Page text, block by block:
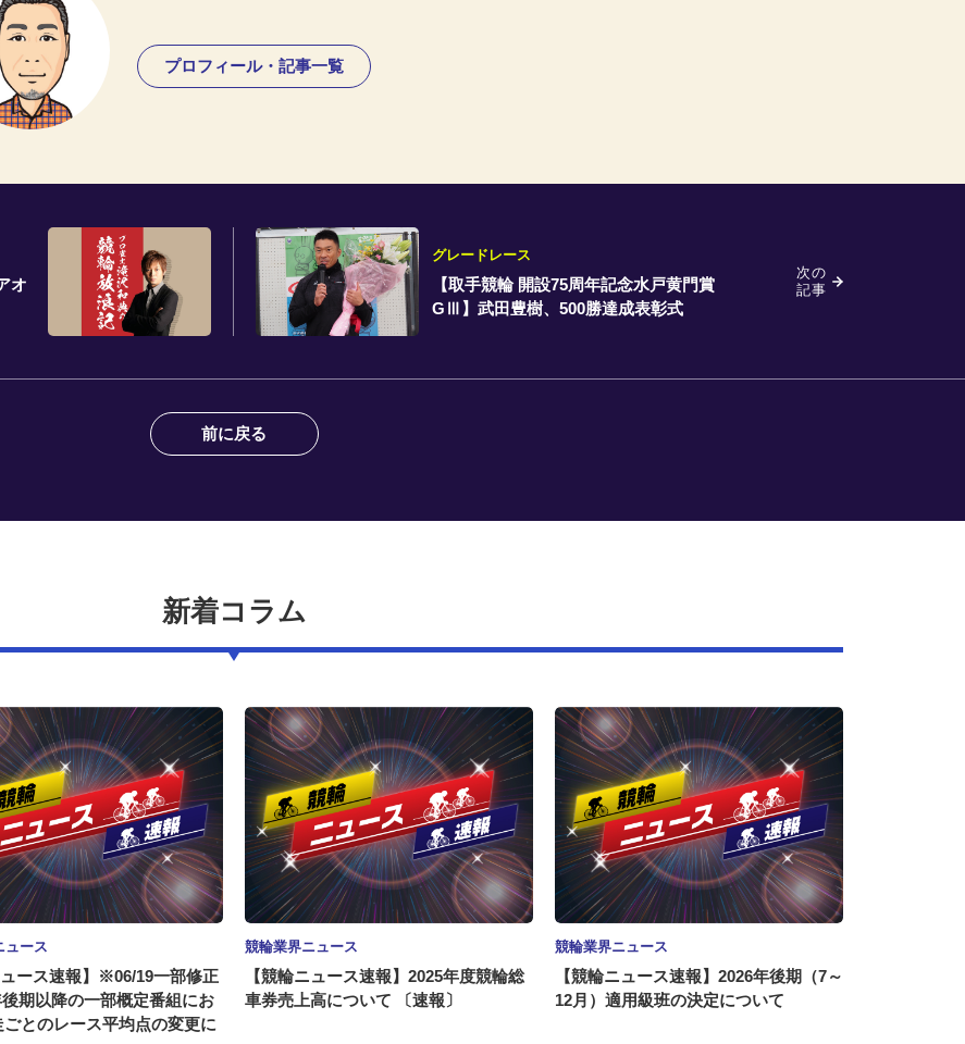
プロフィール・記事一覧
オ
次の
記事
グレードレース
【取手競輪 開設75周年記念水戸黄門賞
GⅢ】武田豊樹、500勝達成表彰式
前に戻る
新着コラム
ュース
ュース速報】※06/19一部修正
期以降の一部概定番組にお
ごとのレース平均点の変更に
競輪業界ニュース
【競輪ニュース速報】2025年度競輪総
車券売上高について 〔速報〕
競輪業界ニュース
【競輪ニュース速報】2026年後期（7～
12月）適用級班の決定について